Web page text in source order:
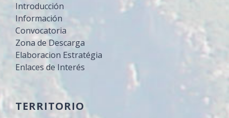
Introducción
Información
Convocatoria
Zona de Descarga
Elaboracion Estratégia
Enlaces de Interés
TERRITORIO